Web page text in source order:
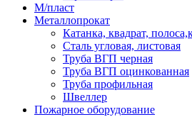
М/пласт
Металлопрокат
Катанка, квадрат,
Сталь угловая, листовая
Труба ВГП черная
Труба ВГП оцинкованная
Труба профильная
Швеллер
Пожарное оборудование